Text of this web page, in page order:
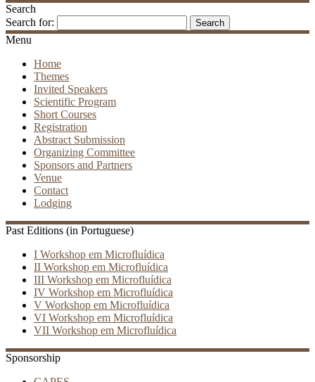
Search
Search for:
Menu
Home
Themes
Invited Speakers
Scientific Program
Short Courses
Registration
Abstract Submission
Organizing Committee
Sponsors and Partners
Venue
Contact
Lodging
Past Editions (in Portuguese)
I Workshop em Microfluídica
II Workshop em Microfluídica
III Workshop em Microfluídica
IV Workshop em Microfluídica
V Workshop em Microfluídica
VI Workshop em Microfluídica
VII Workshop em Microfluídica
Sponsorship